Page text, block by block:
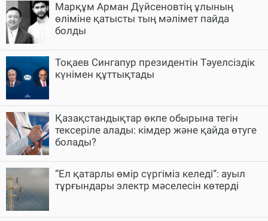
Марқұм Арман Дүйсеновтің ұлының
өліміне қатысты тың мәлімет пайда
болды
Тоқаев Сингапур президентін Тәуелсіздік
күнімен құттықтады
Қазақстандықтар өкпе обырына тегін
тексеріле алады: кімдер және қайда өтуге
болады?
“Ел қатарлы өмір сүргіміз келеді“: ауыл
тұрғындары электр мәселесін көтерді